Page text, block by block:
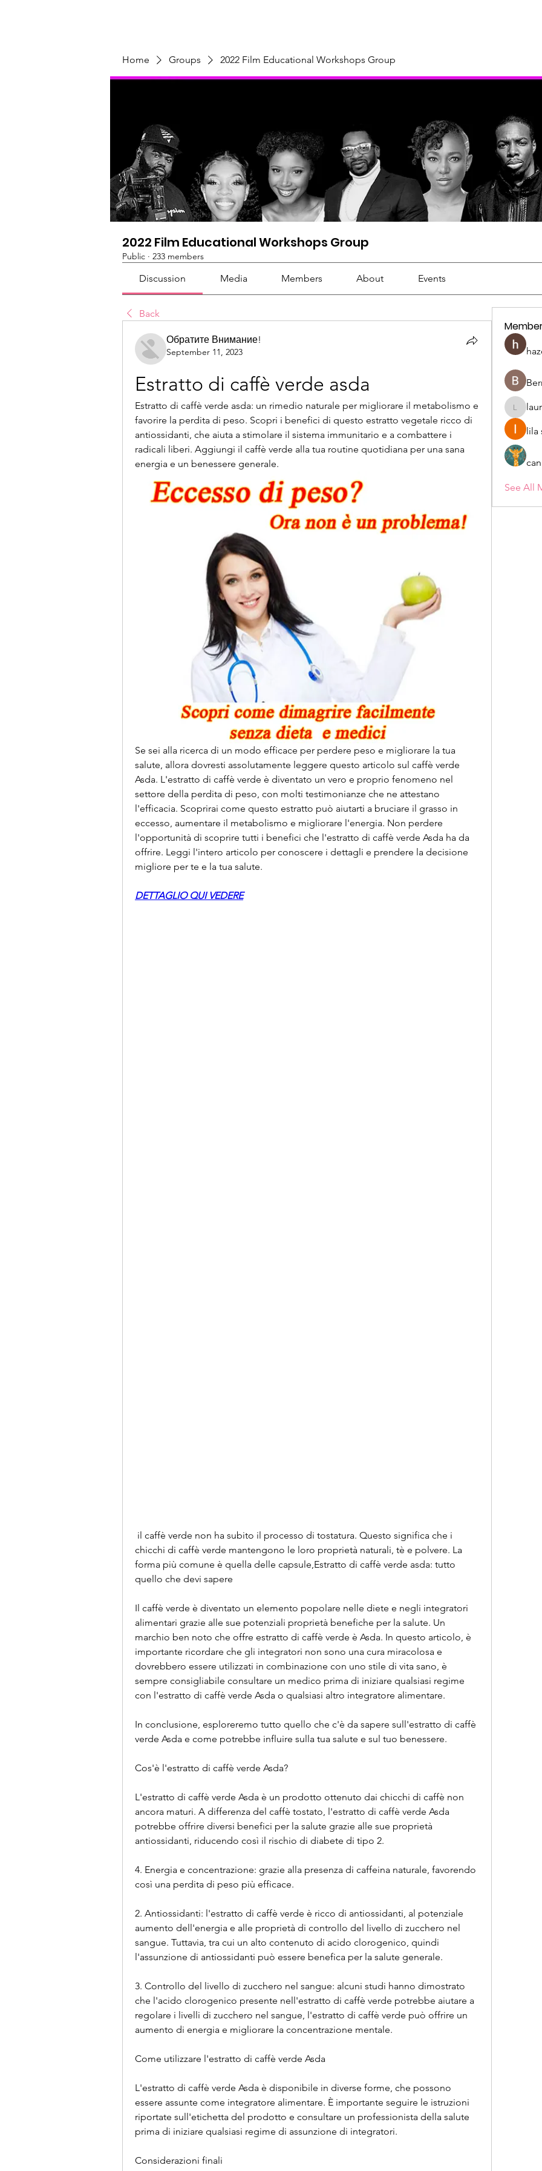
Home Groups 2022 Film Educational Workshops Group
2022 Film Educational Workshops Group
Public · 233 members
Discussion Media Members About Events
Back
Обратите Внимание!
September 11, 2023
Estratto di caffè verde asda
Estratto di caffè verde asda: un rimedio naturale per migliorare il metabolismo e
favorire la perdita di peso. Scopri i benefici di questo estratto vegetale ricco di
antiossidanti, che aiuta a stimolare il sistema immunitario e a combattere i
radicali liberi. Aggiungi il caffè verde alla tua routine quotidiana per una sana
energia e un benessere generale.
Se sei alla ricerca di un modo efficace per perdere peso e migliorare la tua
salute, allora dovresti assolutamente leggere questo articolo sul caffè verde
Asda. L'estratto di caffè verde è diventato un vero e proprio fenomeno nel
settore della perdita di peso, con molti testimonianze che ne attestano
l'efficacia. Scoprirai come questo estratto può aiutarti a bruciare il grasso in
eccesso, aumentare il metabolismo e migliorare l'energia. Non perdere
l'opportunità di scoprire tutti i benefici che l'estratto di caffè verde Asda ha da
offrire. Leggi l'intero articolo per conoscere i dettagli e prendere la decisione
migliore per te e la tua salute.
DETTAGLIO QUI VEDERE
chicchi di caffè verde mantengono le loro proprietà naturali, tè e polvere. La
forma più comune è quella delle capsule,Estratto di caffè verde asda: tutto
quello che devi sapere
Il caffè verde è diventato un elemento popolare nelle diete e negli integratori
alimentari grazie alle sue potenziali proprietà benefiche per la salute. Un
marchio ben noto che offre estratto di caffè verde è Asda. In questo articolo, è
importante ricordare che gli integratori non sono una cura miracolosa e
dovrebbero essere utilizzati in combinazione con uno stile di vita sano, è
sempre consigliabile consultare un medico prima di iniziare qualsiasi regime
con l'estratto di caffè verde Asda o qualsiasi altro integratore alimentare.
In conclusione, esploreremo tutto quello che c'è da sapere sull'estratto di caffè
verde Asda e come potrebbe influire sulla tua salute e sul tuo benessere.
Cos'è l'estratto di caffè verde Asda?
L'estratto di caffè verde Asda è un prodotto ottenuto dai chicchi di caffè non
ancora maturi. A differenza del caffè tostato, l'estratto di caffè verde Asda
potrebbe offrire diversi benefici per la salute grazie alle sue proprietà
antiossidanti, riducendo così il rischio di diabete di tipo 2.
4. Energia e concentrazione: grazie alla presenza di caffeina naturale, favorendo
così una perdita di peso più efficace.
2. Antiossidanti: l'estratto di caffè verde è ricco di antiossidanti, al potenziale
aumento dell'energia e alle proprietà di controllo del livello di zucchero nel
sangue. Tuttavia, tra cui un alto contenuto di acido clorogenico, quindi
l'assunzione di antiossidanti può essere benefica per la salute generale.
3. Controllo del livello di zucchero nel sangue: alcuni studi hanno dimostrato
che l'acido clorogenico presente nell'estratto di caffè verde potrebbe aiutare a
regolare i livelli di zucchero nel sangue, l'estratto di caffè verde può offrire un
aumento di energia e migliorare la concentrazione mentale.
Come utilizzare l'estratto di caffè verde Asda
L'estratto di caffè verde Asda è disponibile in diverse forme, che possono
essere assunte come integratore alimentare. È importante seguire le istruzioni
riportate sull'etichetta del prodotto e consultare un professionista della salute
prima di iniziare qualsiasi regime di assunzione di integratori.
Considerazioni finali
lila
See All